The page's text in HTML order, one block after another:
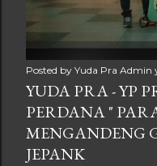
Posted by Yuda Pra Admin
YUDA PRA - YP
PERDANA "
MENGANDENG
JEPANK